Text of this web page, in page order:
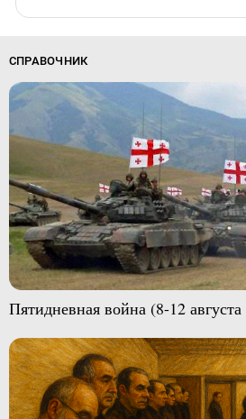
СПРАВОЧНИК
Пятидневная война (8-12 августа